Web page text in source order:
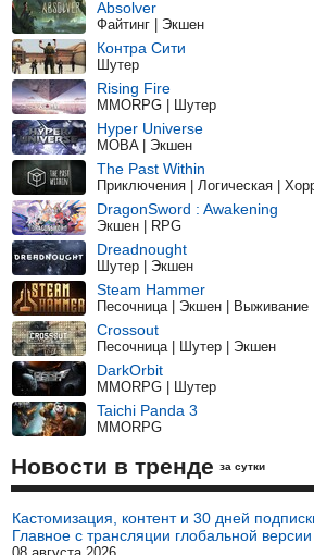
Absolver
Файтинг | Экшен
Контра Сити
Шутер
Rising Fire
MMORPG | Шутер
Hyper Universe
MOBA | Экшен
The Past Within
Приключения | Логическая |
DragonSword : Awakening
Экшен | RPG
Dreadnought
Шутер | Экшен
Steam Hammer
Песочница | Экшен | Выживание
Crossout
Песочница | Шутер | Экшен
DarkOrbit
MMORPG | Шутер
Taichi Panda 3
MMORPG
Новости в тренде за сутки
Кастомизация, контент и 30 дней
Главное с трансляции глобальной